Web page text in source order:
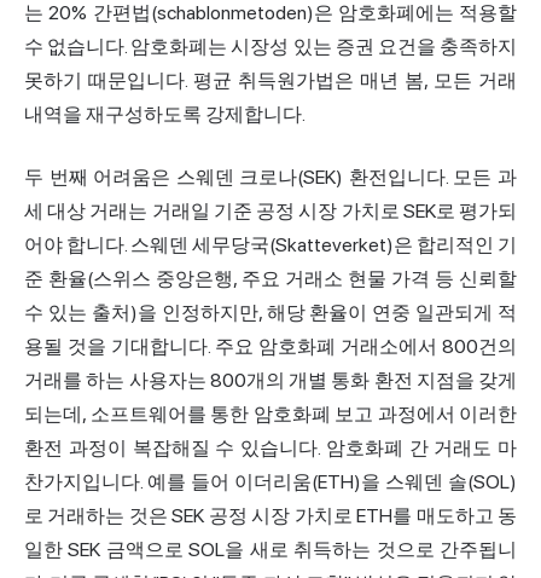
는 20% 간편법(schablonmetoden)은 암호화폐에는 적용할
수 없습니다. 암호화폐는 시장성 있는 증권 요건을 충족하지
못하기 때문입니다. 평균 취득원가법은 매년 봄, 모든 거래
내역을 재구성하도록 강제합니다.
두 번째 어려움은 스웨덴 크로나(SEK) 환전입니다. 모든 과
세 대상 거래는 거래일 기준 공정 시장 가치로 SEK로 평가되
어야 합니다. 스웨덴 세무당국(Skatteverket)은 합리적인 기
준 환율(스위스 중앙은행, 주요 거래소 현물 가격 등 신뢰할
수 있는 출처)을 인정하지만, 해당 환율이 연중 일관되게 적
용될 것을 기대합니다. 주요 암호화폐 거래소에서 800건의
거래를 하는 사용자는 800개의 개별 통화 환전 지점을 갖게
되는데, 소프트웨어를 통한 암호화폐 보고 과정에서 이러한
환전 과정이 복잡해질 수 있습니다. 암호화폐 간 거래도 마
찬가지입니다. 예를 들어 이더리움(ETH)을 스웨덴 솔(SOL)
로 거래하는 것은 SEK 공정 시장 가치로 ETH를 매도하고 동
일한 SEK 금액으로 SOL을 새로 취득하는 것으로 간주됩니